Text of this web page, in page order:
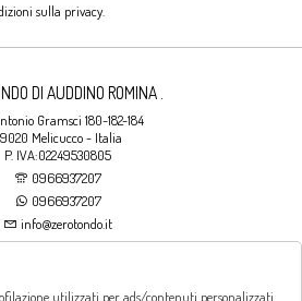
sulla privacy.
DI AUDDINO ROMINA .
Gramsci 180-182-184
Melicucco - Italia
P. IVA:02249530805
0966937207
0966937207
info@zerotondo.it
utilizzati per ads/contenuti personalizzati.